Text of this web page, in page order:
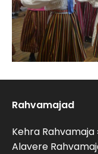
Rahvamajad
Kehra Rahvamaja
Alavere